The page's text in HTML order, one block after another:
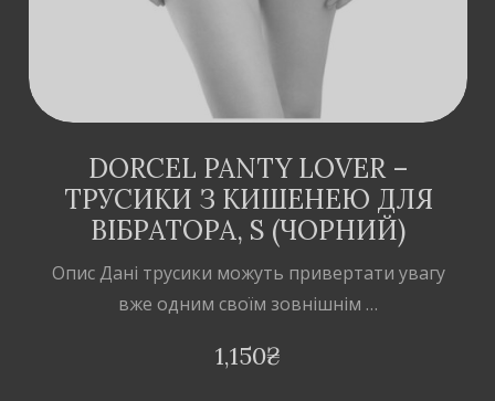
DORCEL PANTY LOVER –
ТРУСИКИ З КИШЕНЕЮ ДЛЯ
ВІБРАТОРА, S (ЧОРНИЙ)
Опис Дані трусики можуть привертати увагу
вже одним своїм зовнішнім …
1,150₴